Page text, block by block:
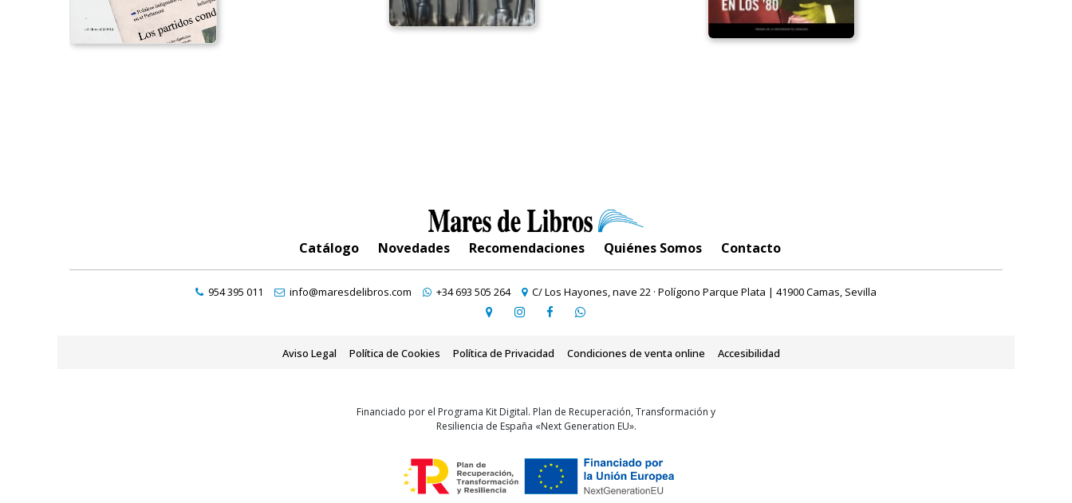
Catálogo Novedades Recomendaciones Quiénes Somos Contacto
954 395 011 info@maresdelibros.com +34 693 505 264 C/ Los Hayones, nave 22 · Polígono Parque Plata | 41900 Camas, Sevilla
Aviso Legal Política de Cookies Política de Privacidad Condiciones de venta online Accesibilidad
Financiado por el Programa Kit Digital. Plan de Recuperación, Transformación y
Resiliencia de España «Next Generation EU».